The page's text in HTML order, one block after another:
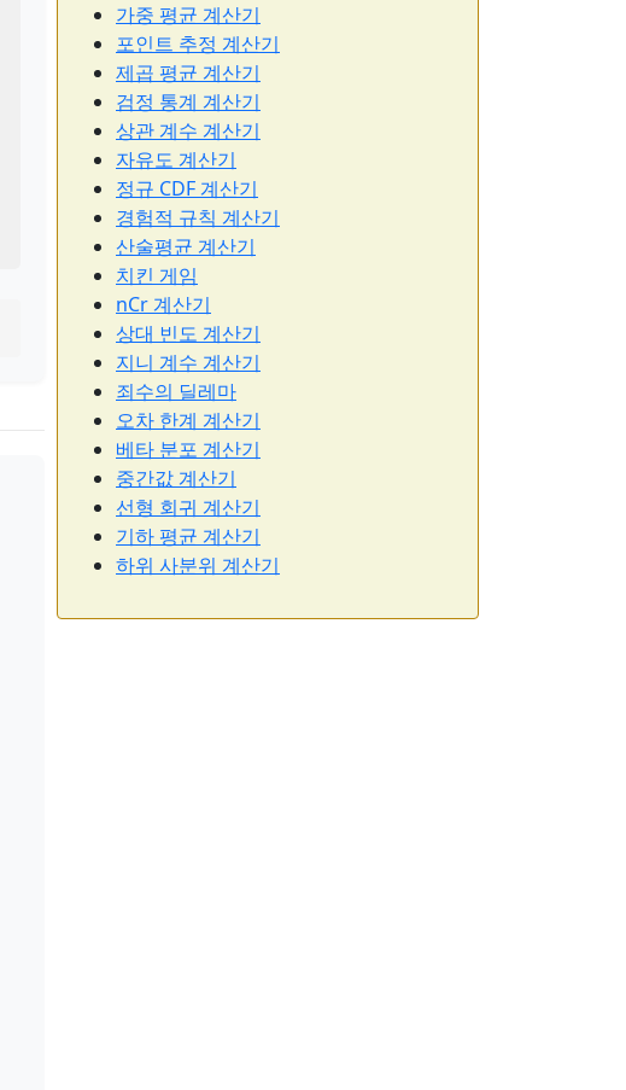
가중 평균 계산기
포인트 추정 계산기
제곱 평균 계산기
검정 통계 계산기
상관 계수 계산기
자유도 계산기
정규 CDF 계산기
경험적 규칙 계산기
산술평균 계산기
치킨 게임
nCr 계산기
상대 빈도 계산기
지니 계수 계산기
죄수의 딜레마
오차 한계 계산기
베타 분포 계산기
중간값 계산기
선형 회귀 계산기
기하 평균 계산기
하위 사분위 계산기